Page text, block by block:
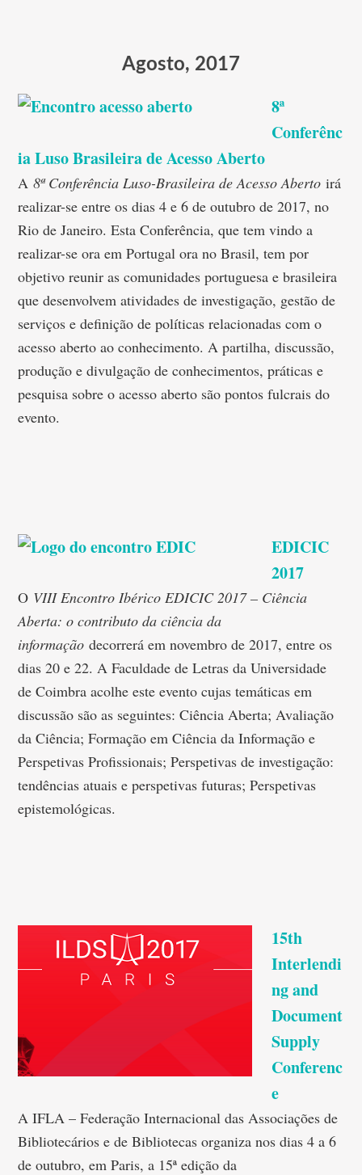
Agosto, 2017
8ª
Conferênc
ia Luso Brasileira de Acesso Aberto
A8ª Conferência Luso-Brasileira de Acesso Aberto irá
realizar-se entre os dias 4 e 6 de outubro de 2017, no
Rio de Janeiro. Esta Conferência, que tem vindo a
realizar-se ora em Portugal ora no Brasil, tem por
objetivo reunir as comunidades portuguesa e brasileira
que desenvolvem atividades de investigação, gestão de
serviços e definição de políticas relacionadas com o
acesso aberto ao conhecimento. A partilha, discussão,
produção e divulgação de conhecimentos, práticas e
pesquisa sobre o acesso aberto são pontos fulcrais do
evento.
EDICIC
2017
O VIII Encontro Ibérico EDICIC 2017 – Ciência
Aberta: o contributo da ciência da
informação decorrerá em novembro de 2017, entre os
dias 20 e 22. A Faculdade de Letras da Universidade
de Coimbra acolhe este evento cujas temáticas em
discussão são as seguintes: Ciência Aberta; Avaliação
da Ciência; Formação em Ciência da Informação e
Perspetivas Profissionais; Perspetivas de investigação:
tendências atuais e perspetivas futuras; Perspetivas
epistemológicas.
15th
Interlendi
ng and
Document
Supply
Conferenc
e
A IFLA – Federação Internacional das Associações de
Bibliotecários e de Bibliotecas organiza nos dias 4 a 6
de outubro, em Paris, a 15ª edição da